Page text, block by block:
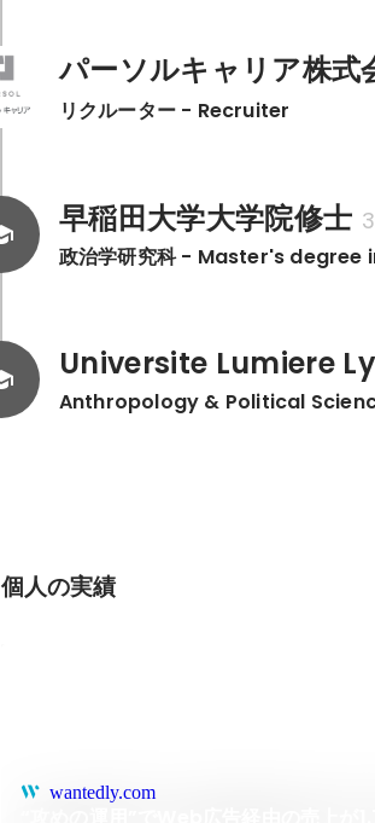
パーソルキャリア株式
リクルーター - Recruiter
早稲田大学大学院修士
政治学研究科 - Master's degree
Universite Lumiere
Anthropology & Political
個人の実績
wantedly.com